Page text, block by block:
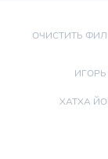
ОЧИСТИТЬ
ХАТХА